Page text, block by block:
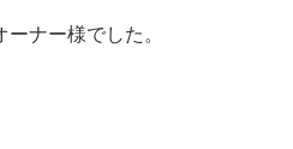
ナー様でした。